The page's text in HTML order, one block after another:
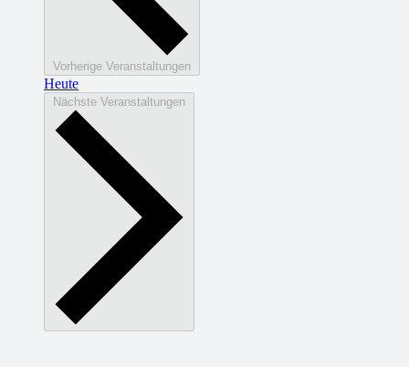
Vorherige Veranstaltungen
Heute
Nächste Veranstaltungen